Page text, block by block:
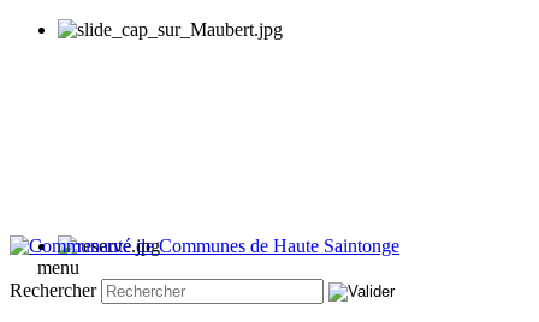
menu
Rechercher